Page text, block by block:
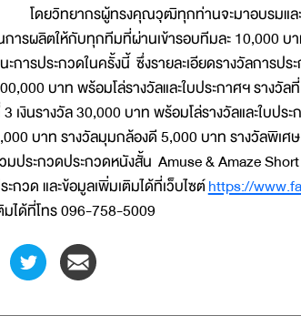
โดยวิทยากรผู้ทรงคุณวุฒิทุกท่านจะมาอบรมและใ
การผลิตให้กับทุกทีมที่ผ่านเข้ารอบทีมละ 10,000 บา
ะการประกวดในครั้งนี้ ซึ่งรายละเอียดรางวัลการป
บาท พร้อมโล่รางวัลและใบประกาศฯ รางวัล
3 เงินรางวัล 30,000 บาท พร้อมโล่รางวัลและใบป
บาท รางวัลมุมกล้องดี 5,000 บาท รางวัลพิเ
มประกวดประกวดหนังสั้น Amuse & Amaze
ะกวด และข้อมูลเพิ่มเติมได้ที่เว็บไซต์https://
มได้ที่โทร 096-758-5009